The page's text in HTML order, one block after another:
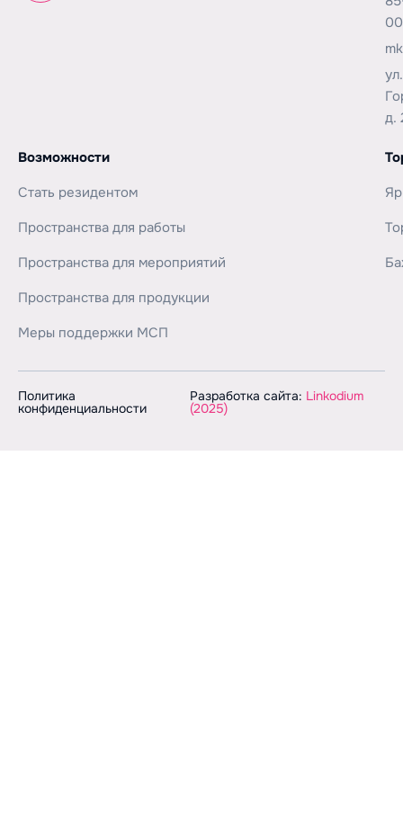
00
д.
Возможности
Стать резидентом
Пространства для работы
Пространства для мероприятий
Пространства для продукции
Меры поддержки МСП
Политика
конфиденциальности
Разработка сайта: Linkodium
(2025)